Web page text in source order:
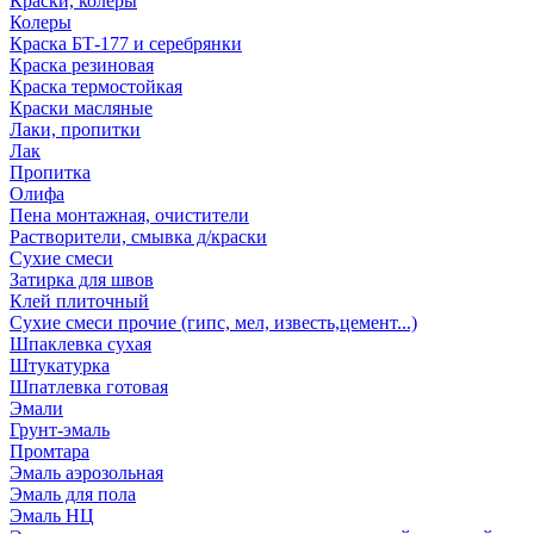
Колеры
Краска БТ-177 и серебрянки
Краска резиновая
Краска термостойкая
Краски масляные
Лаки, пропитки
Лак
Пропитка
Олифа
Пена монтажная, очистители
Растворители, смывка д/краски
Сухие смеси
Затирка для швов
Клей плиточный
Сухие смеси прочие (гипс, мел, известь,цемент...)
Шпаклевка сухая
Штукатурка
Шпатлевка готовая
Эмали
Грунт-эмаль
Промтара
Эмаль аэрозольная
Эмаль для пола
Эмаль НЦ